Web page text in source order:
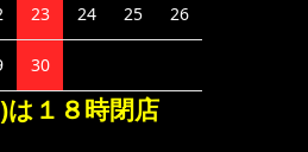
23 24 25 26
30
は１８時閉店